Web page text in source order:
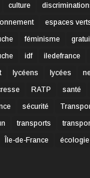
culture
espaces
féminisme
idf iledefrance
lycéens lycées
RATP santé
sécurité
transports
Île-de-France écologie